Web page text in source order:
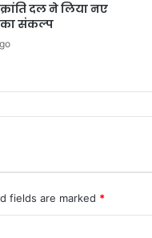
दल ने लिया नए
का संकल्प
fields are marked *